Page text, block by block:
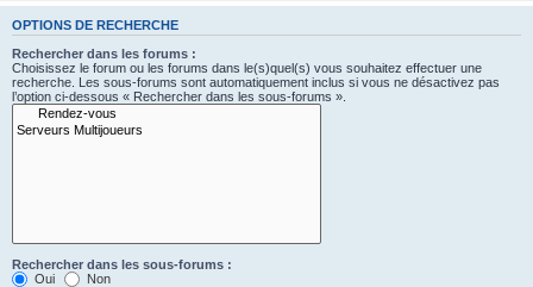
OPTIONS DE RECHERCHE
Rechercher dans les forums :
Choisissez le forum ou les forums dans le(s)quel(s) vous souhaitez effectuer une
recherche. Les sous-forums sont automatiquement inclus si vous ne désactivez pas
l’option ci-dessous « Rechercher dans les sous-forums ».
Rechercher dans les sous-forums :
Oui
Non